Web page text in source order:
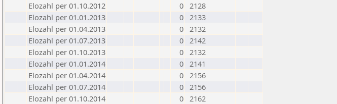
Elozahl per 01.10.2012
0 2128
Elozahl per 01.01.2013
0 2133
Elozahl per 01.04.2013
0 2132
Elozahl per 01.07.2013
0 2142
Elozahl per 01.10.2013
0 2132
Elozahl per 01.01.2014
0 2141
Elozahl per 01.04.2014
0 2156
Elozahl per 01.07.2014
0 2156
Elozahl per 01.10.2014
0 2162